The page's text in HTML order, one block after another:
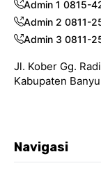
Admin 1 0815-
Admin 2 0811-
Admin 3 0811-
Jl. Kober Gg.
Kabupaten
Navigasi